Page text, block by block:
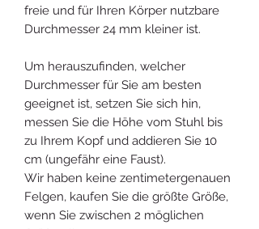
freie und für Ihren Körper nutzbare
Durchmesser 24 mm kleiner ist.
Um herauszufinden, welcher
Durchmesser für Sie am besten
geeignet ist, setzen Sie sich hin,
messen Sie die Höhe vom Stuhl bis
zu Ihrem Kopf und addieren Sie 10
cm (ungefähr eine Faust).
Wir haben keine zentimetergenauen
Felgen, kaufen Sie die größte Größe,
wenn Sie zwischen 2 möglichen